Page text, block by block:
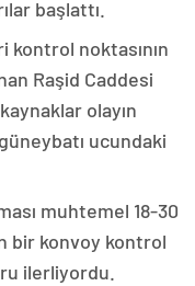
başlattı.
kontrol noktasının
Raşid Caddesi
olayın
ucundaki
muhtemel 18-30
bir konvoy kontrol
ilerliyordu.